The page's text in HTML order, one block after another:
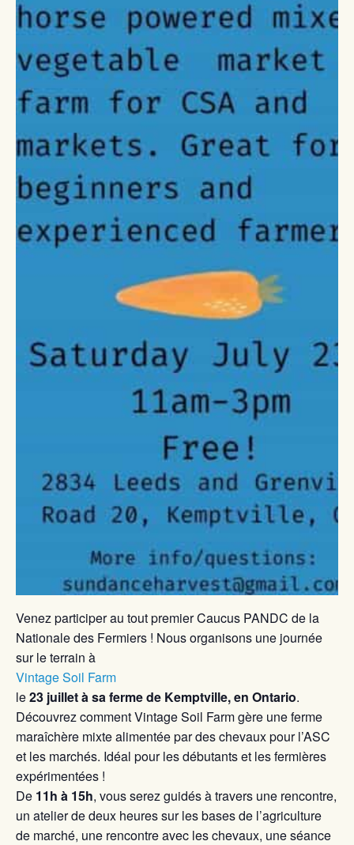
Venez participer au tout premier Caucus PANDC de la
Nationale des Fermiers ! Nous organisons une journée
sur le terrain à
Vintage Soil Farm
le23 juillet à sa ferme de Kemptville, en Ontario.
Découvrez comment Vintage Soil Farm gère une ferme
maraîchère mixte alimentée par des chevaux pour l’ASC
et les marchés. Idéal pour les débutants et les fermières
expérimentées !
De 11h à 15h, vous serez guidés à travers une rencontre,
un atelier de deux heures sur les bases de l’agriculture
de marché, une rencontre avec les chevaux, une séance